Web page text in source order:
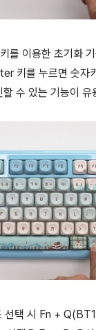
를 이용한 초기화
키를 누르면 숫자
수 있는 기능이 유
선택 시 Fn +